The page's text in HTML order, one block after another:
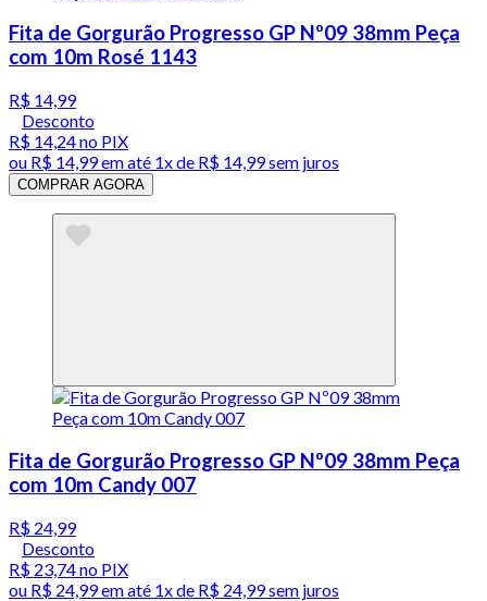
Fita de Gorgurão Progresso GP Nº09 38mm Peça
com 10m Rosé 1143
R$ 14,99
Desconto
R$ 14,24no PIX
ou R$ 14,99em até 1x de R$ 14,99sem juros
COMPRAR AGORA
Fita de Gorgurão Progresso GP Nº09 38mm Peça
com 10m Candy 007
R$ 24,99
Desconto
R$ 23,74no PIX
ou R$ 24,99em até 1x de R$ 24,99sem juros